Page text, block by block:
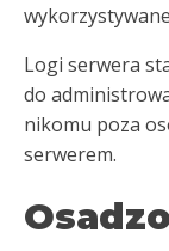
Logi serwera
do
nikomu poza
serwerem.